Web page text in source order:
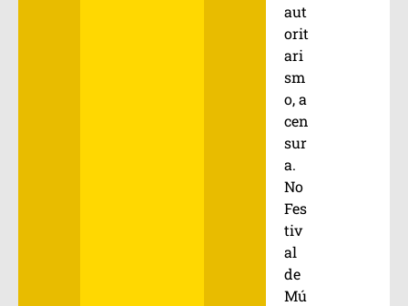
aut
orit
ari
sm
o, a
cen
sur
a.
No
Fes
tiv
al
de
Mú